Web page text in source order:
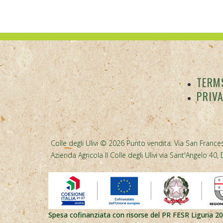
Colle degli Ulivi © 2026 Punto vendita: Via San
Azienda Agricola Il Colle degli Ulivi via Sant'Angelo 40,
Spesa cofinanziata con risorse del PR FESR Liguria